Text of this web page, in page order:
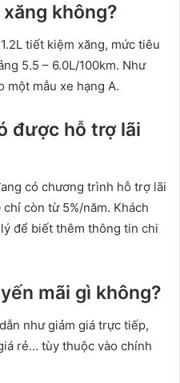
không?
tiết kiệm xăng, mức tiêu
5.5 – 6.0L/100km. Như
một mẫu xe hạng A.
được hỗ trợ lãi
có chương trình hỗ trợ lãi
còn từ 5%/năm. Khách
để biết thêm thông tin chi
mãi gì không?
như giảm giá trực tiếp,
rẻ… tùy thuộc vào chính